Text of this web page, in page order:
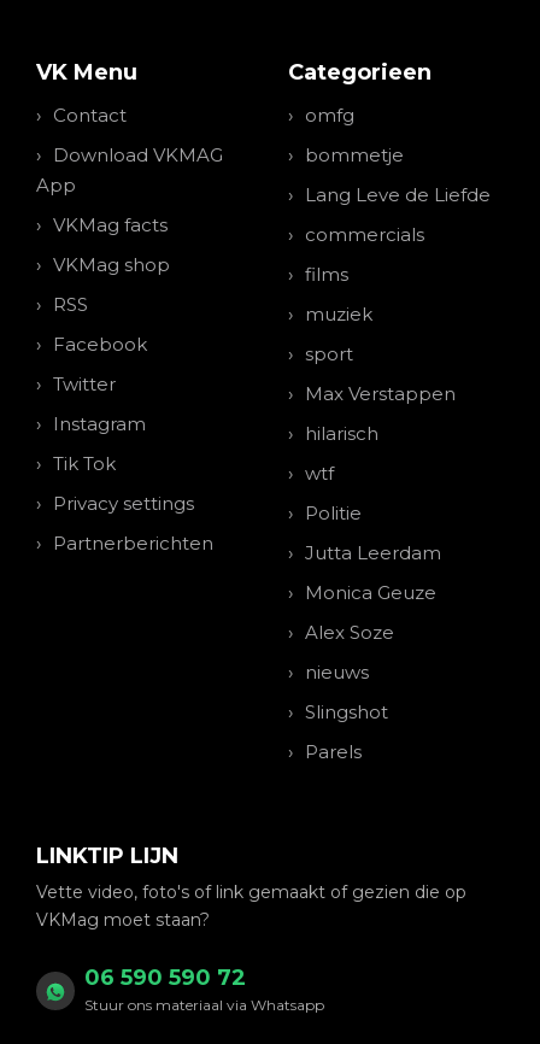
VK Menu
Contact
Download VKMAG
App
VKMag facts
VKMag shop
RSS
Facebook
Twitter
Instagram
Tik Tok
Privacy settings
Partnerberichten
Categorieen
omfg
bommetje
Lang Leve de Liefde
commercials
films
muziek
sport
Max Verstappen
hilarisch
wtf
Politie
Jutta Leerdam
Monica Geuze
Alex Soze
nieuws
Slingshot
Parels
LINKTIP LIJN
Vette video, foto's of link gemaakt of gezien die op
VKMag moet staan?
06 590 590 72
Stuur ons materiaal via Whatsapp